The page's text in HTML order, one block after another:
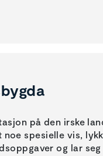
på den irske
spesielle vis,
og lar